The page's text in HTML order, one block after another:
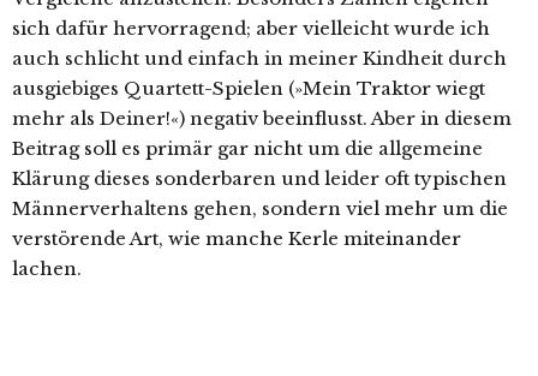
sich dafür hervorragend; aber vielleicht wurde ich
auch schlicht und einfach in meiner Kindheit durch
ausgiebiges Quartett-Spielen (»Mein Traktor wiegt
mehr als Deiner!«) negativ beeinflusst. Aber in diesem
Beitrag soll es primär gar nicht um die allgemeine
Klärung dieses sonderbaren und leider oft typischen
Männerverhaltens gehen, sondern viel mehr um die
verstörende Art, wie manche Kerle miteinander
lachen.